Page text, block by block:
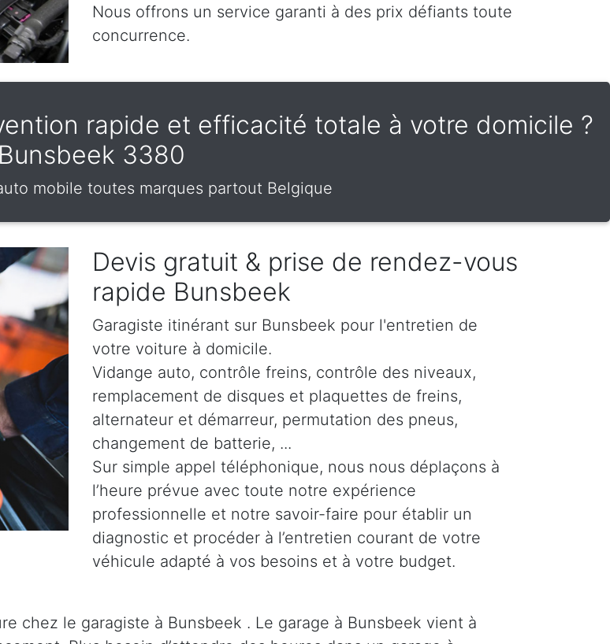
Nous offrons un service garanti à des prix défiants toute
concurrence.
rapide et efficacité totale à votre domicile ?
3380
mobile toutes marques partout Belgique
Devis gratuit & prise de rendez-vous
rapide Bunsbeek
Garagiste itinérant sur Bunsbeek pour l'entretien de
votre voiture à domicile.
Vidange auto, contrôle freins, contrôle des niveaux,
remplacement de disques et plaquettes de freins,
alternateur et démarreur, permutation des pneus,
changement de batterie, ...
Sur simple appel téléphonique, nous nous déplaçons à
l’heure prévue avec toute notre expérience
professionnelle et notre savoir-faire pour établir un
diagnostic et procéder à l’entretien courant de votre
véhicule adapté à vos besoins et à votre budget.
chez le garagiste à Bunsbeek . Le garage à Bunsbeek vient à